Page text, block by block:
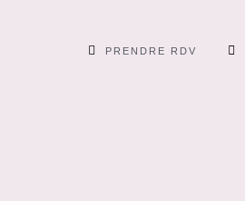
PRENDRE RDV